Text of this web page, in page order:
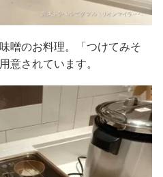
噌のお料理。「つけてみそ
意されています。